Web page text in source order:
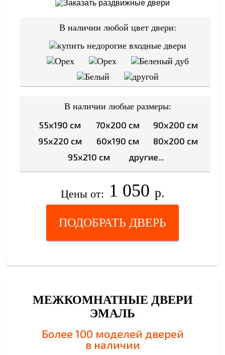
В наличии любой цвет двери:
В наличии любые размеры:
55x190 см 70x200 см
90x200 см
95x220 см
60x190 см
80x200 см
95x210 см
другие...
Цены от: 1 050 р.
ПОДОБРАТЬ ДВЕРЬ
МЕЖКОМНАТНЫЕ ДВЕРИ
ЭМАЛЬ
Более 100 моделей дверей
в наличии